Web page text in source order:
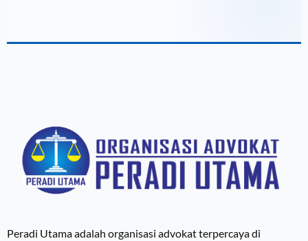
Peradi Utama adalah organisasi advokat terpercaya di